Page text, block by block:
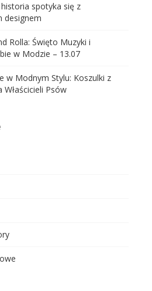
spotyka się z
designem
Rolla: Święto Muzyki i
w Modzie – 13.07
w Modnym Stylu: Koszulki z
Właścicieli Psów